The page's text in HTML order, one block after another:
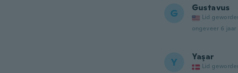
G Gustavus
Lid
ongeveer 6
Y Yaşar
Lid